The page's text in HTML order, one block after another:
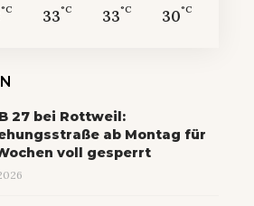
°C 33°C 33°C 30°C
27 bei Rottweil:
ab Montag für
voll gesperrt